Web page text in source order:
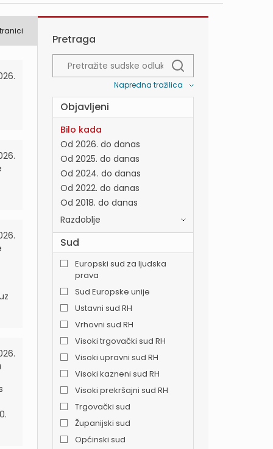
Pretraga
Napredna tražilica
Objavljeni
Bilo kada
Od 2026. do danas
Od 2025. do danas
Od 2024. do danas
Od 2022. do danas
Od 2018. do danas
Razdoblje
Sud
Europski sud za ljudska
prava
Sud Europske unije
Ustavni sud RH
Vrhovni sud RH
Visoki trgovački sud RH
Visoki upravni sud RH
Visoki kazneni sud RH
Visoki prekršajni sud RH
Trgovački sud
Županijski sud
Općinski sud